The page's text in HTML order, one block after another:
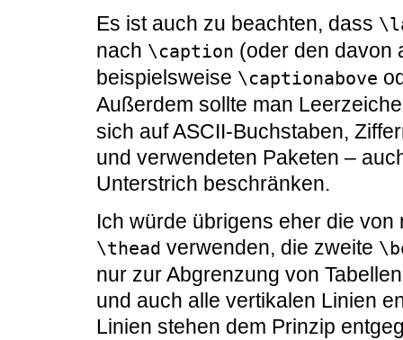
Es ist auch zu beachten, dass
nach \caption (oder den davon
beispielsweise \captionabove
Außerdem sollte man
sich auf ASCII-Buchstaben,
und verwendeten Paketen –
Unterstrich beschränken.
Ich würde übrigens eher die
\thead verwenden, die zweite
nur zur Abgrenzung von
und auch alle vertikalen Linien
Linien stehen dem Prinzip